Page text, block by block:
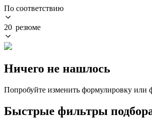
По соответствию
20 резюме
Ничего не нашлось
Попробуйте изменить формулировку или
Быстрые фильтры